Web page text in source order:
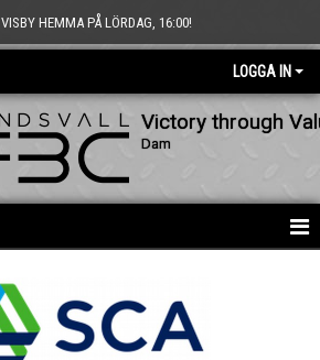
VISBY HEMMA PÅ LÖRDAG, 16:00!
LOGGA IN
Victory through
Dam